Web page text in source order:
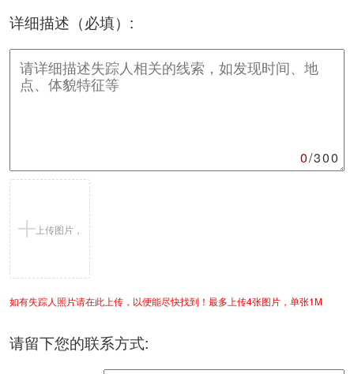
详细描述（必填）:
0/300
上传图片，
如有失踪人照片请在此上传，以便能尽快找到！最多上传4张图片，单张1M
请留下您的联系方式: